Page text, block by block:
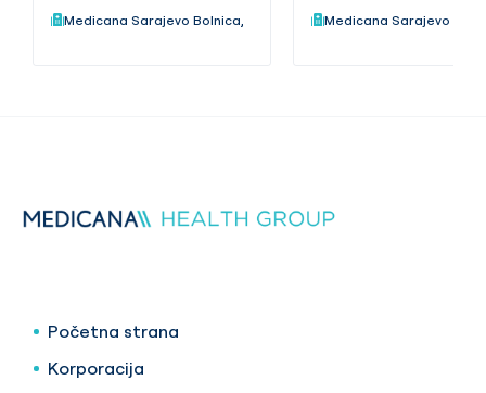
Medicana Sarajevo Bolnica,
Medicana Sarajevo
Početna strana
Korporacija